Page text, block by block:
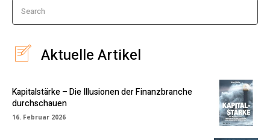
Search
Aktuelle Artikel
Kapitalstärke – Die Illusionen der Finanzbranche
durchschauen
16. Februar 2026